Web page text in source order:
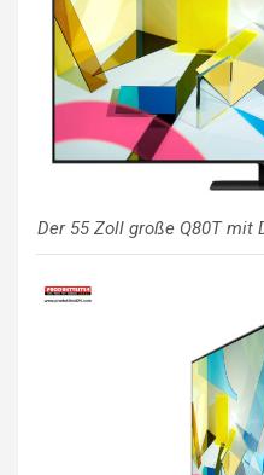
Der 55 Zoll große Q80T mit